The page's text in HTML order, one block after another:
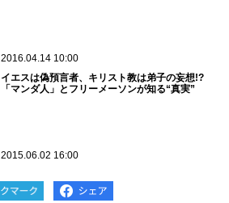
2016.04.14 10:00
イエスは偽預言者、キリスト教は弟子の妄想!?
「マンダ人」とフリーメーソンが知る“真実”
2015.06.02 16:00